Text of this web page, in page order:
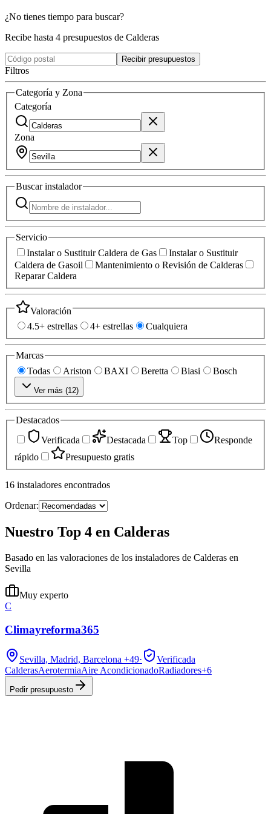
¿No tienes tiempo para buscar?
Recibe hasta 4 presupuestos de Calderas
Recibir presupuestos
Filtros
Categoría y Zona
Categoría
Zona
Buscarinstalador
Servicio
Instalar o Sustituir Caldera de Gas
Instalar o Sustituir
Caldera de Gasoil
Mantenimiento o Revisión de Calderas
Reparar Caldera
Valoración
4.5+ estrellas
4+ estrellas Cualquiera
Marcas
Todas
Ariston BAXI Beretta Biasi Bosch
Ver más (12)
Destacados
Verificada
Destacada Top
Responde
rápido
Presupuesto gratis
16 instaladores encontrados
Ordenar:
Nuestro Top 4 en Calderas
Basado en las valoraciones de los instaladores de Calderas en
Sevilla
Muy experto
C
Climayreforma365
Sevilla, Madrid, Barcelona +49·
Verificada
CalderasAerotermiaAire AcondicionadoRadiadores+6
Pedir presupuesto